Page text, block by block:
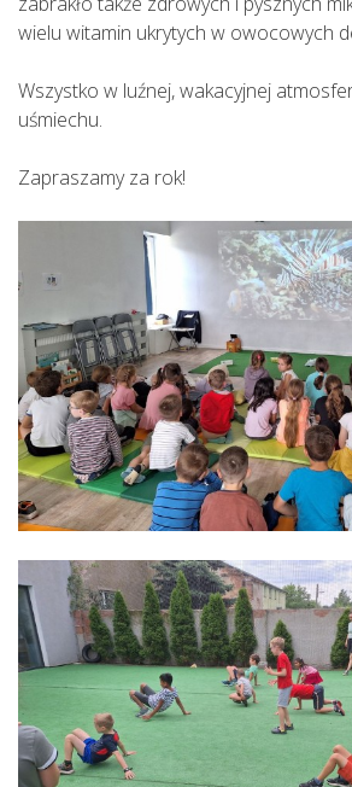
wielu witamin ukrytych w owocowych
Wszystko w luźnej, wakacyjnej
uśmiechu.
Zapraszamy za rok!